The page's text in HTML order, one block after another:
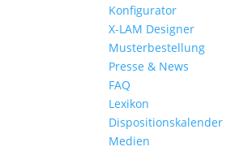
Konfigurator
X-LAM Designer
Musterbestellung
Presse & News
FAQ
Lexikon
Dispositionskalender
Medien